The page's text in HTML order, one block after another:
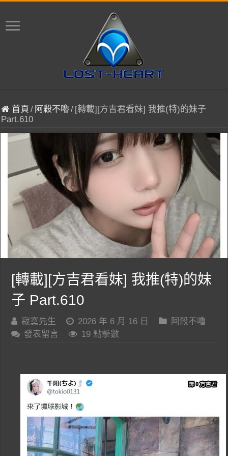
首頁 / 阿殺不嚕/ [轉載][方吉君看妹] 我推(特)的妹子
Part.610
[轉載][方吉君看妹] 我推(特)的妹
子 Part.610
寂寞先生 2026 年 6 月 16 日
阿殺不嚕
發表留言
19 點擊數